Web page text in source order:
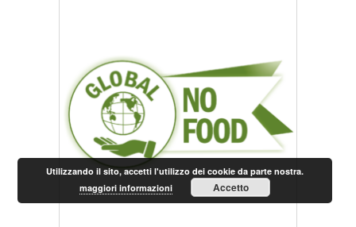
Utilizzando il sito, accetti l'utilizzo dei cookie da parte nostra.
maggiori informazioni
Accetto